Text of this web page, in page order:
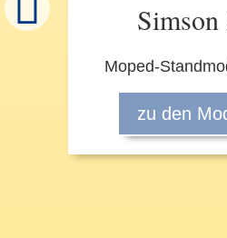
Simson
Moped-
zu den